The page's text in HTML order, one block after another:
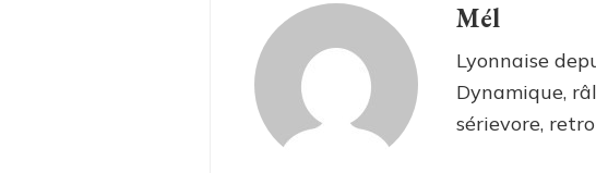
Mél
Lyonnaise
Dynamique,
sérievore,